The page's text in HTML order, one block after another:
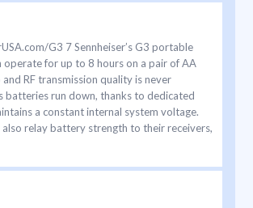
G3 7 Sennheiser’s G3 portable
operate for up to 8 hours on a pair of AA
RF transmission quality is never
batteries run down, thanks to dedicated
a constant internal system voltage.
relay battery strength to their receivers,